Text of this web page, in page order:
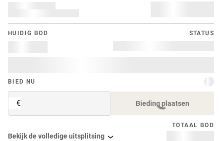
HUIDIG ​​BOD STATUS
BIED NU
€ Bieding plaatsen
TOTAAL BOD
Bekijk de volledige uitsplitsing